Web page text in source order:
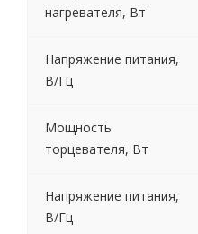
нагревателя, Вт
Напряжение питания,
В/Гц
Мощность
торцевателя, Вт
Напряжение питания,
В/Гц